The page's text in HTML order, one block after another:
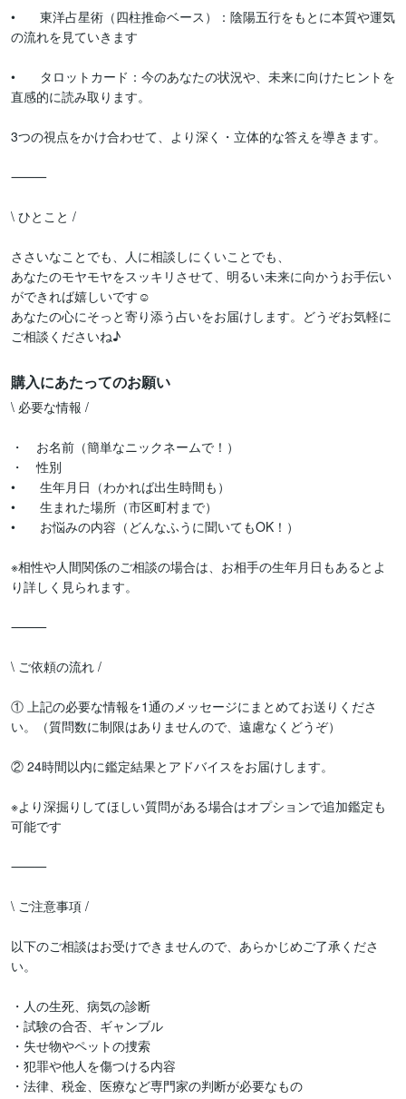
•	東洋占星術（四柱推命ベース）：陰陽五行をもとに本質や運気
の流れを見ていきます
•	タロットカード：今のあなたの状況や、未来に向けたヒントを
直感的に読み取ります。
3つの視点をかけ合わせて、より深く・立体的な答えを導きます。
⸻
\ ひとこと /
ささいなことでも、人に相談しにくいことでも、
あなたのモヤモヤをスッキリさせて、明るい未来に向かうお手伝い
ができれば嬉しいです☺︎
あなたの心にそっと寄り添う占いをお届けします。どうぞお気軽に
購入にあたってのお願い
\ 必要な情報 /
・　お名前（簡単なニックネームで！）
・　性別
•	生年月日（わかれば出生時間も）
•	生まれた場所（市区町村まで）
•	お悩みの内容（どんなふうに聞いてもOK！）
※相性や人間関係のご相談の場合は、お相手の生年月日もあるとよ
り詳しく見られます。
⸻
\ ご依頼の流れ /
① 上記の必要な情報を1通のメッセージにまとめてお送りくださ
い。（質問数に制限はありませんので、遠慮なくどうぞ）
② 24時間以内に鑑定結果とアドバイスをお届けします。
※より深掘りしてほしい質問がある場合はオプションで追加鑑定も
可能です
⸻
\ ご注意事項 /
以下のご相談はお受けできませんので、あらかじめご了承くださ
い。
・人の生死、病気の診断
・試験の合否、ギャンブル
・失せ物やペットの捜索
・犯罪や他人を傷つける内容